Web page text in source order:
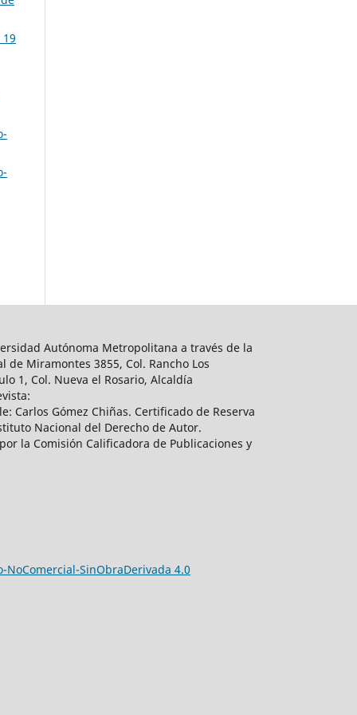
Autónoma Metropolitana a través de la
de Miramontes 3855, Col. Rancho Los
1, Col. Nueva el Rosario, Alcaldía
Carlos Gómez Chiñas. Certificado de Reserva
Nacional del Derecho de Autor.
la Comisión Calificadora de Publicaciones y
NoComercial-SinObraDerivada 4.0